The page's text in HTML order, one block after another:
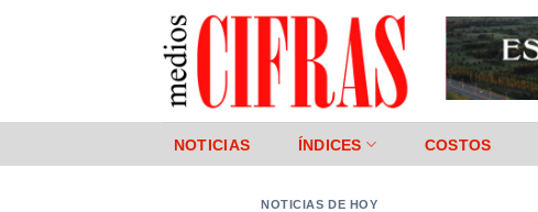
NOTICIAS ÍNDICES COSTOS
NOTICIAS DE HOY